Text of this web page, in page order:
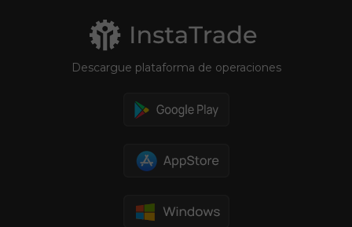
Descargue plataforma de operaciones